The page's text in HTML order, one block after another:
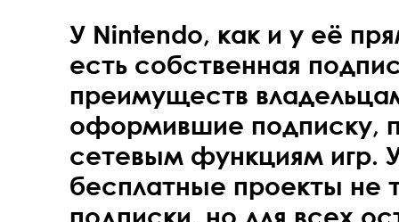
У Nintendo, как и у её
есть собственная
преимуществ
оформившие подписку,
сетевым функциям игр.
бесплатные проекты не
подписки, но для всех